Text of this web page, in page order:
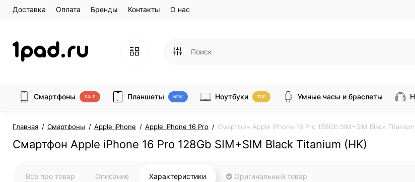
Доставка Оплата Бренды Контакты О нас
Смартфоны SALE Планшеты NEW Ноутбуки TOP Умные часы и браслеты
Главная Смартфоны Apple iPhone Apple iPhone 16 Pro Смартфон Apple iPhone 16 Pro 128Gb SIM+SIM Black
Смартфон Apple iPhone 16 Pro 128Gb SIM+SIM Black Titanium (HK)
Все про товар Описание Характеристики Оригинальный товар